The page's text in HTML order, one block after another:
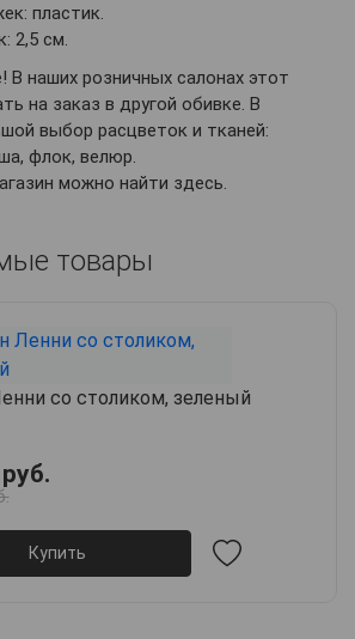
пластик.
2,5 см.
В наших розничных салонах этот
на заказ в другой обивке. В
выбор расцветок и тканей:
флок, велюр.
можно найти здесь.
товары
со столиком, зеленый
Купить